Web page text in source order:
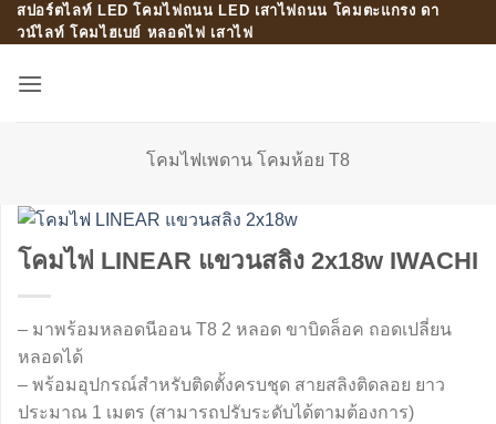
Skip
to
สปอร์ตไลท์ LED โคมไฟถนน LED เสาไฟถนน โคมตะแกรง ดา
วน์ไลท์ โคมไฮเบย์ หลอดไฟ เสาไฟ
โคมไฟเพดาน โคมห้อย T8
โคมไฟ LINEAR แขวนสลิง 2x18w IWACHI
– มาพร้อมหลอดนีออน T8 2 หลอด ขาบิดล็อค ถอดเปลี่ยน
หลอดได้
– พร้อมอุปกรณ์สำหรับติดตั้งครบชุด สายสลิงติดลอย ยาว
ประมาณ 1 เมตร (สามารถปรับระดับได้ตามต้องการ)